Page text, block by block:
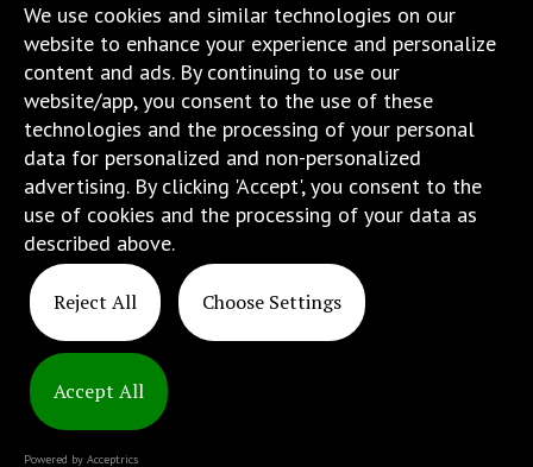
ATINS
ФАКУЛЬТЕТ ИНФОРМАТИКИ
ФАКУЛЬТЕТ АВТОМАТИКИ И
РОБОТОТЕХНИКИ
ФАКУЛЬТЕТ БИОИНФОРМАТИКИ
We use cookies and similar technologies on our
website to enhance your experience and personalize
content and ads. By continuing to use our
website/app, you consent to the use of these
technologies and the processing of your personal
data for personalized and non-personalized
advertising. By clicking 'Accept', you consent to the
use of cookies and the processing of your data as
described above.
Reject All Choose Settings
Accept All
Powered by Acceptrics